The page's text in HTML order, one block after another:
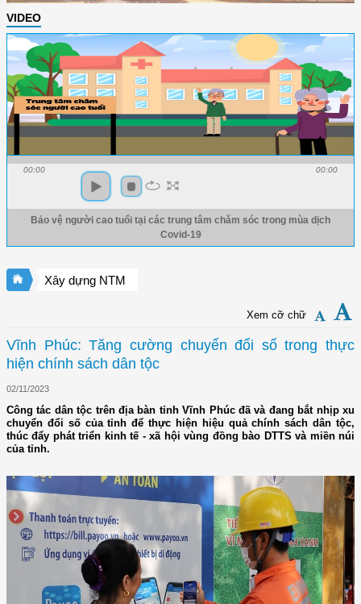
VIDEO
00:00 00:00
Bảo vệ người cao tuổi tại các trung tâm chăm sóc trong mùa dịch
Covid-19
Xây dựng NTM
Xem cỡ chữ
Vĩnh Phúc: Tăng cường chuyển đổi số trong thực
hiện chính sách dân tộc
02/11/2023
Công tác dân tộc trên địa bàn tỉnh Vĩnh Phúc đã và đang bắt nhịp xu
chuyển đổi số của tỉnh để thực hiện hiệu quả chính sách dân tộc,
thúc đẩy phát triển kinh tế - xã hội vùng đồng bào DTTS và miền núi
của tỉnh.